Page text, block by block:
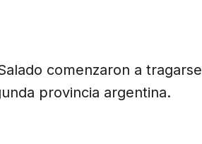
comenzaron a tragarse
provincia argentina.